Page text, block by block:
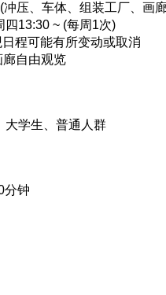
冲压、车体、组装工厂、画
四13:30 ~ (每周1次)
程可能有所变动或取消
自由观览
大学生、普通人群
分钟